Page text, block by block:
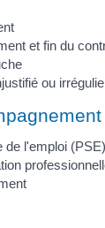
et fin du
ou
de l'emploi (PSE)